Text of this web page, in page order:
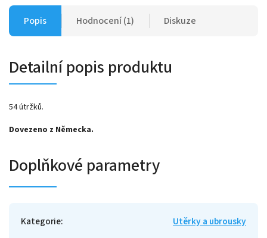
Popis Hodnocení (1) Diskuze
Detailní popis produktu
54 útržků.
Dovezeno z Německa.
Doplňkové parametry
Kategorie:
Utěrky a ubrousky